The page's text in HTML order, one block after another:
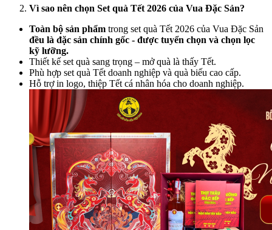
Vì sao nên chọn Set quà Tết 2026 của Vua Đặc Sản?
Toàn bộ sản phẩm trong set quà Tết 2026 của Vua Đặc Sản
đều là đặc sản chính gốc - được tuyển chọn và chọn lọc
kỹ lưỡng.
Thiết kế set quà sang trọng – mở quà là thấy Tết.
Phù hợp set quà Tết doanh nghiệp và quà biếu cao cấp.
Hỗ trợ in logo, thiệp Tết cá nhân hóa cho doanh nghiệp.